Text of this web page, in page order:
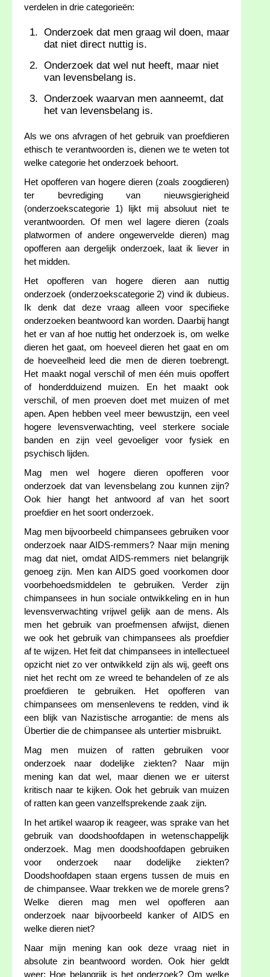
verdelen in drie categorieën:
Onderzoek dat men graag wil doen, maar
dat niet direct nuttig is.
Onderzoek dat wel nut heeft, maar niet
van levensbelang is.
Onderzoek waarvan men aanneemt, dat
het van levensbelang is.
Als we ons afvragen of het gebruik van proefdieren
ethisch te verantwoorden is, dienen we te weten tot
welke categorie het onderzoek behoort.
Het opofferen van hogere dieren (zoals zoogdieren)
ter bevrediging van nieuwsgierigheid
(onderzoekscategorie 1) lijkt mij absoluut niet te
verantwoorden. Of men wel lagere dieren (zoals
platwormen of andere ongewervelde dieren) mag
opofferen aan dergelijk onderzoek, laat ik liever in
het midden.
Het opofferen van hogere dieren aan nuttig
onderzoek (onderzoekscategorie 2) vind ik dubieus.
Ik denk dat deze vraag alleen voor specifieke
onderzoeken beantwoord kan worden. Daarbij hangt
het er van af hoe nuttig het onderzoek is, om welke
dieren het gaat, om hoeveel dieren het gaat en om
de hoeveelheid leed die men de dieren toebrengt.
Het maakt nogal verschil of men één muis opoffert
of honderdduizend muizen. En het maakt ook
verschil, of men proeven doet met muizen of met
apen. Apen hebben veel meer bewustzijn, een veel
hogere levensverwachting, veel sterkere sociale
banden en zijn veel gevoeliger voor fysiek en
psychisch lijden.
Mag men wel hogere dieren opofferen voor
onderzoek dat van levensbelang zou kunnen zijn?
Ook hier hangt het antwoord af van het soort
proefdier en het soort onderzoek.
Mag men bijvoorbeeld chimpansees gebruiken voor
onderzoek naar AIDS-remmers? Naar mijn mening
mag dat niet, omdat AIDS-remmers niet belangrijk
genoeg zijn. Men kan AIDS goed voorkomen door
voorbehoedsmiddelen te gebruiken. Verder zijn
chimpansees in hun sociale ontwikkeling en in hun
levensverwachting vrijwel gelijk aan de mens. Als
men het gebruik van proefmensen afwijst, dienen
we ook het gebruik van chimpansees als proefdier
af te wijzen. Het feit dat chimpansees in intellectueel
opzicht niet zo ver ontwikkeld zijn als wij, geeft ons
niet het recht om ze wreed te behandelen of ze als
proefdieren te gebruiken. Het opofferen van
chimpansees om mensenlevens te redden, vind ik
een blijk van Nazistische arrogantie: de mens als
Übertier die de chimpansee als untertier misbruikt.
Mag men muizen of ratten gebruiken voor
onderzoek naar dodelijke ziekten? Naar mijn
mening kan dat wel, maar dienen we er uiterst
kritisch naar te kijken. Ook het gebruik van muizen
of ratten kan geen vanzelfsprekende zaak zijn.
In het artikel waarop ik reageer, was sprake van het
gebruik van doodshoofdapen in wetenschappelijk
onderzoek. Mag men doodshoofdapen gebruiken
voor onderzoek naar dodelijke ziekten?
Doodshoofdapen staan ergens tussen de muis en
de chimpansee. Waar trekken we de morele grens?
Welke dieren mag men wel opofferen aan
onderzoek naar bijvoorbeeld kanker of AIDS en
welke dieren niet?
Naar mijn mening kan ook deze vraag niet in
absolute zin beantwoord worden. Ook hier geldt
weer: Hoe belangrijk is het onderzoek? Om welke